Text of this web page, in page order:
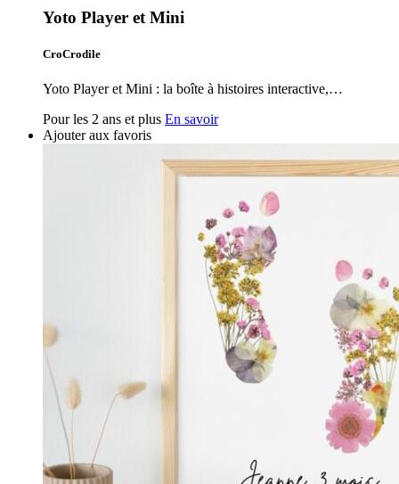
Yoto Player et Mini
CroCrodile
Yoto Player et Mini : la boîte à histoires interactive,…
Pour les 2 ans et plus En savoir
Ajouter aux favoris